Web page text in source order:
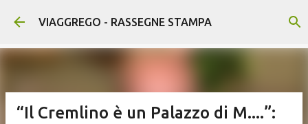
Passa ai contenuti principali
VIAGGREGO - RASSEGNE STAMPA
“Il Cremlino è un Palazzo di M....”: